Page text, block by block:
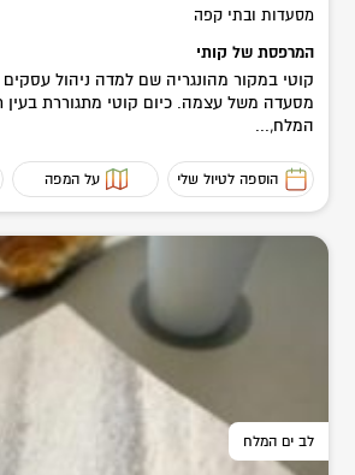
מסעדות ובתי קפה
המרפסת של קותי
קוטי במקור מהונגריה שם למדה ניהול עסקים
מסעדה משל עצמה. כיום קוטי מתגוררת בעין
המלח,...
הוספה לטיול שלי על המפה
לב ים המלח